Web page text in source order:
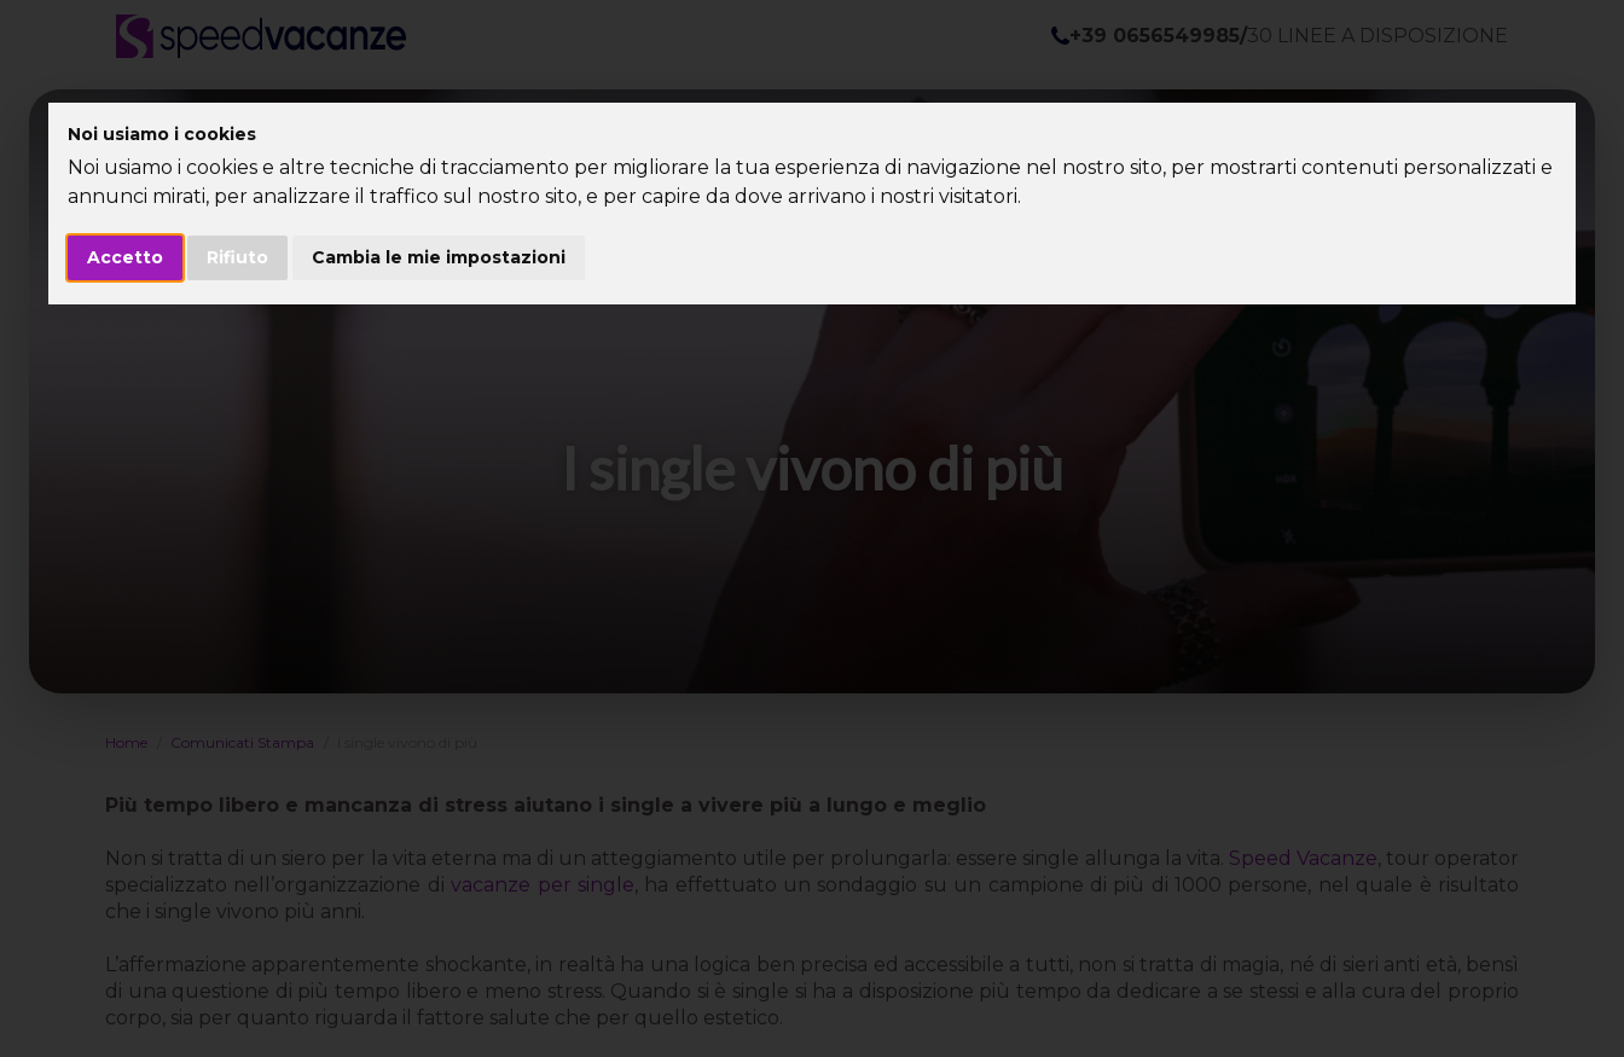
Noi usiamo i cookies
Noi usiamo i cookies e altre tecniche di tracciamento per migliorare la tua esperienza di navigazione nel nostro sito, per mostrarti contenuti personalizzati e
annunci mirati, per analizzare il traffico sul nostro sito, e per capire da dove arrivano i nostri visitatori.
Accetto Rifiuto Cambia le mie impostazioni
+39 0656549985/30 LINEE A DISPOSIZIONE
I single vivono di più
Home Comunicati Stampa
Più tempo libero e mancanza di stress aiutano i single a vivere più a lungo e meglio
Non si tratta di un siero per la vita eterna ma di un atteggiamento utile per prolungarla: essere single allunga la vita. Speed Vacanze , tour operator
specializzato nell’organizzazione divacanze per single , ha effettuato un sondaggio su un campione di più di 1000 persone, nel quale è risultato
che i single vivono più anni.
L’affermazione apparentemente shockante, in realtà ha una logica ben precisa ed accessibile a tutti, non si tratta di magia, né di sieri anti età, bensì
di una questione di più tempo libero e meno stress. Quando si è single si ha a disposizione più tempo da dedicare a se stessi e alla cura del proprio
corpo, sia per quanto riguarda il fattore salute che per quello estetico.